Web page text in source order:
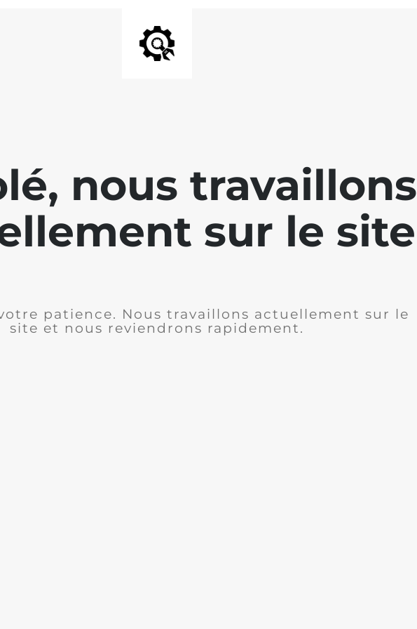
nous travaillons
sur le site
patience. Nous travaillons actuellement sur le
site et nous reviendrons rapidement.